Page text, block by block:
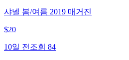
샤넬 봄/여름 2019 매거진
$20
10일 전 조회 84